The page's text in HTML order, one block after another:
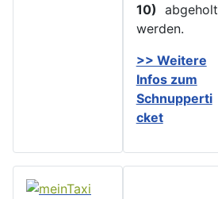
10) abgeholt
werden.
>> Weitere
Infos zum
Schnupperti
cket